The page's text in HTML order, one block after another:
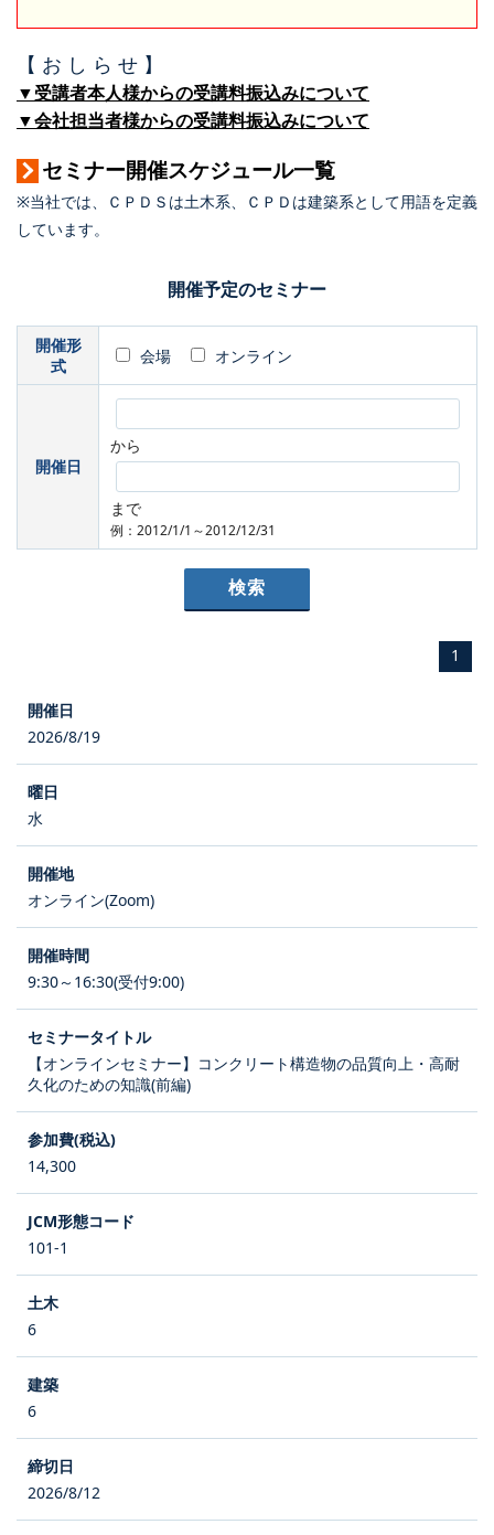
【 お し ら せ 】
▼受講者本人様からの受講料振込みについて
▼会社担当者様からの受講料振込みについて
セミナー開催スケジュール一覧
※当社では、ＣＰＤＳは土木系、ＣＰＤは建築系として用語を定義
しています。
開催予定のセミナー
開催形
式
会場 オンライン
開催日
から
まで
例：2012/1/1～2012/12/31
1
2026/8/19
水
オンライン(Zoom)
9:30～16:30(受付9:00)
【オンラインセミナー】コンクリート構造物の品質向上・高耐
久化のための知識(前編)
14,300
101-1
6
6
2026/8/12